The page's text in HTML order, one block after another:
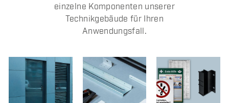
einzelne Komponenten unserer
Technikgebäude für Ihren
Anwendungsfall.